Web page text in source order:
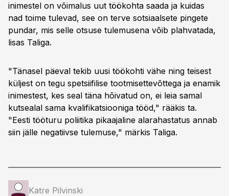
inimestel on võimalus uut töökohta saada ja kuidas
nad toime tulevad, see on terve sotsiaalsete pingete
pundar, mis selle otsuse tulemusena võib plahvatada,
lisas Taliga.
"Tänasel päeval tekib uusi töökohti vähe ning teisest
küljest on tegu spetsiifilise tootmisettevõttega ja enamik
inimestest, kes seal täna hõivatud on, ei leia samal
kutsealal sama kvalifikatsiooniga tööd," rääkis ta.
"Eesti tööturu poliitika pikaajaline alarahastatus annab
siin jälle negatiivse tulemuse," märkis Taliga.
Katre Pilvinski